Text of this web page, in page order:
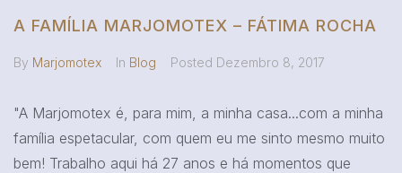
A FAMÍLIA MARJOMOTEX – FÁTIMA ROCHA
By Marjomotex In Blog Posted Dezembro 8, 2017
"A Marjomotex é, para mim, a minha casa...com a minha
família espetacular, com quem eu me sinto mesmo muito
bem! Trabalho aqui há 27 anos e há momentos que